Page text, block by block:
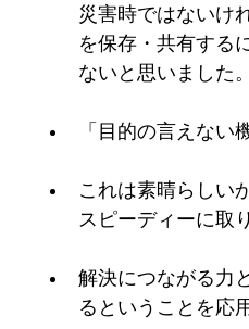
災害時ではないけ
を保存・共有する
ないと思いました。
「目的の言えない
これは素晴らしい
スピーディーに取
解決につながる力
るということを応